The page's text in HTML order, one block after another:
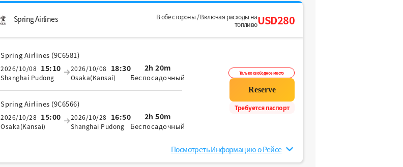
Spring Airlines
В обе стороны / Включая расходы на
топливоUSD280
Spring Airlines (9C6581)
2026/10/08 15:10
Shanghai Pudong
2026/10/08 18:30
Osaka(Kansai)
2h 20m
Беспосадочный
Spring Airlines (9C6566)
2026/10/28 15:00
Osaka(Kansai)
2026/10/28 16:50
Shanghai Pudong
2h 50m
Беспосадочный
Только свободное место
Требуется паспорт
Посмотреть Информацию о Рейсе